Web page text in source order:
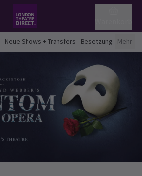
Neue Shows + Transfers Besetzung Mehr